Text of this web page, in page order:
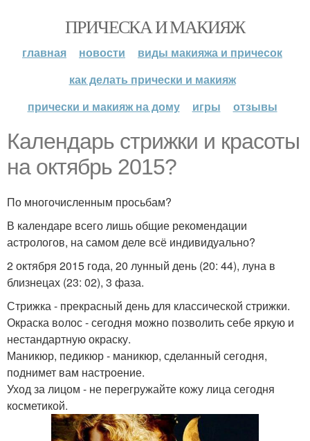
ПРИЧЕСКА И МАКИЯЖ
главная новости
виды макияжа и причесок
как делать прически и макияж
прически и макияж на дому
игры отзывы
Календарь стрижки и красоты
на октябрь 2015?
По многочисленным просьбам?
В календаре всего лишь общие рекомендации
астрологов, на самом деле всё индивидуально?
2 октября 2015 года, 20 лунный день (20: 44), луна в
близнецах (23: 02), 3 фаза.
Стрижка - прекрасный день для классической стрижки.
Окраска волос - сегодня можно позволить себе яркую и
нестандартную окраску.
Маникюр, педикюр - маникюр, сделанный сегодня,
поднимет вам настроение.
Уход за лицом - не перегружайте кожу лица сегодня
косметикой.